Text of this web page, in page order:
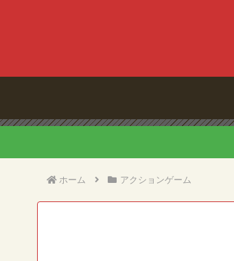
ホーム アクションゲーム